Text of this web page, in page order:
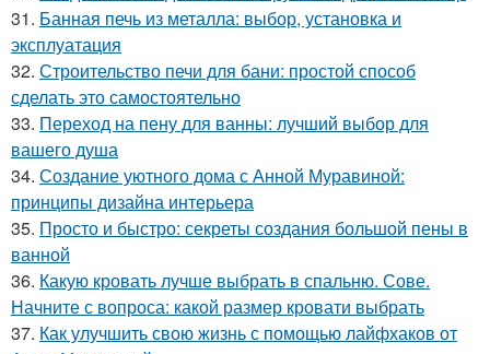
31. Банная печь из металла: выбор, установка и
эксплуатация
32. Строительство печи для бани: простой способ
сделать это самостоятельно
33. Переход на пену для ванны: лучший выбор для
вашего душа
34. Создание уютного дома с Анной Муравиной:
принципы дизайна интерьера
35. Просто и быстро: секреты создания большой пены в
ванной
36. Какую кровать лучше выбрать в спальню. Сове.
Начните с вопроса: какой размер кровати выбрать
37. Как улучшить свою жизнь с помощью лайфхаков от